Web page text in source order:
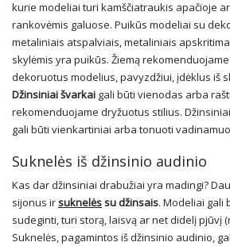
kurie modeliai turi kamščiatraukis apačioje
rankovėmis galuose. Puikūs modeliai su
metaliniais atspalviais, metaliniais
skylėmis yra puikūs. Žiemą
dekoruotus modelius, pavyzdžiui, įdėklus iš
Džinsiniai švarkai gali būti vienodas arba
rekomenduojame dryžuotus stilius.
gali būti vienkartiniai arba tonuoti
Suknelės iš džinsinio audinio
Kas dar džinsiniai drabužiai yra madingi?
sijonus irsuknelėssu džinsais. Modeliai gali
sudeginti, turi storą, laisvą ar net didelį pjūvį
Suknelės, pagamintos iš džinsinio audinio,